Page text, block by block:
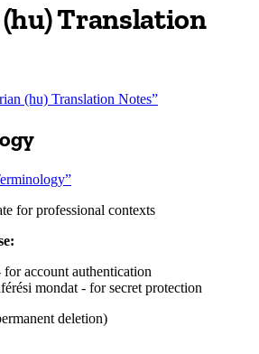
Translation
(hu) Translation Notes”
for professional contexts
for account authentication
mondat - for secret protection
deletion)